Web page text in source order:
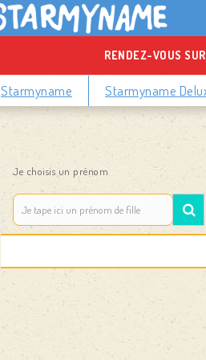
RENDEZ-VOUS
Starmyname Starmyname
Je choisis un prénom